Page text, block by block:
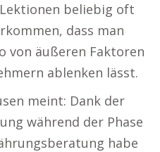
beliebig oft
dass man
von äußeren Faktoren
ablenken lässt.
meint: Dank der
während der Phase
habe